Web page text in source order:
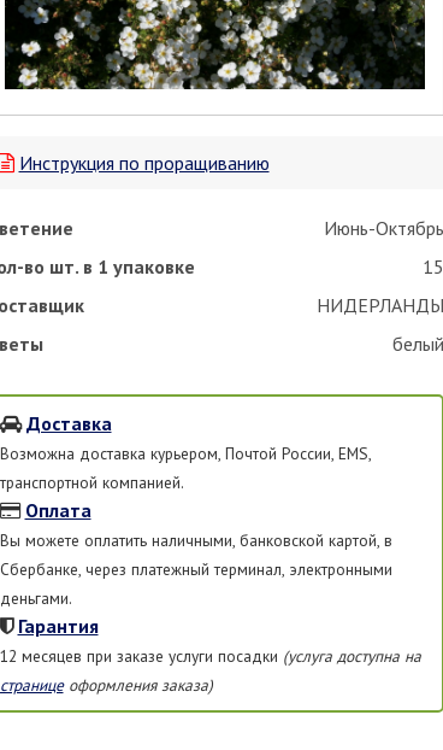
Инструкция по проращиванию
Июнь-Октябрь
во шт. в 1 упаковке
15
НИДЕРЛАНДЫ
белый
Доставка
Возможна доставка курьером, Почтой России, EMS,
транспортной компанией.
Оплата
Вы можете оплатить наличными, банковской картой, в
Сбербанке, через платежный терминал, электронными
деньгами.
Гарантия
12 месяцев при заказе услуги посадки (услуга доступна на
страницеоформления заказа)